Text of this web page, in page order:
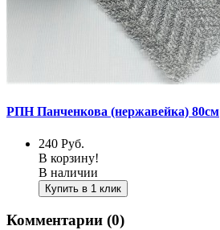
РПН Панченкова (нержавейка) 80см
240 Руб.
В корзину!
В наличии
Купить в 1 клик
Комментарии (0)